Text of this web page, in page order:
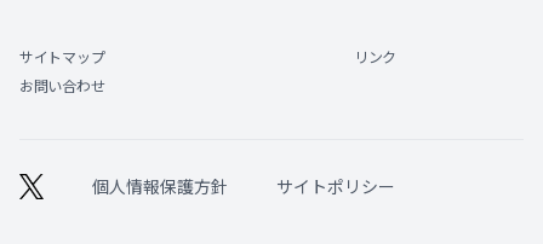
サイトマップ
リンク
お問い合わせ
個人情報保護方針 サイトポリシー